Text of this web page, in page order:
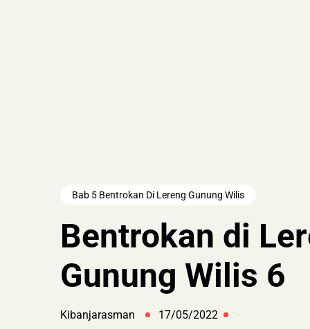
Bab 5 Bentrokan Di Lereng Gunung Wilis
Bentrokan di
Gunung Wilis 6
Kibanjarasman 17/05/2022